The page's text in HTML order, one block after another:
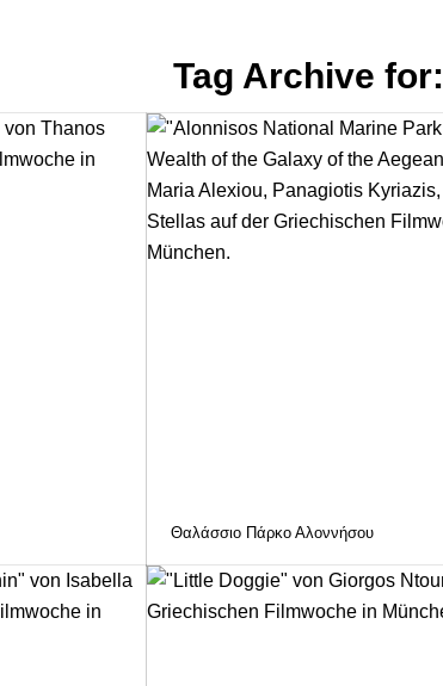
Tag Archive for:
Θαλάσσιο Πάρκο Αλοννήσου